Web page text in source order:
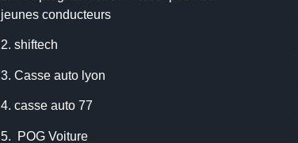
jeunes conducteurs
2.shiftech
3.Casse auto lyon
4.casse auto 77
5. POG Voiture